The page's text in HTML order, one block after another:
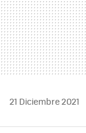
21 Diciembre 2021